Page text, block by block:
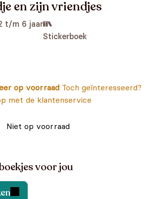
en zijn vriendjes
t/m 6 jaar
Stickerboek
op voorraad Toch geïnteresseerd?
met de klantenservice
Niet op voorraad
voor jou